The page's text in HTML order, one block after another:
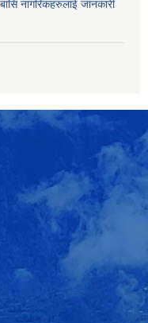
नागरिकहरुलाई जानकारी